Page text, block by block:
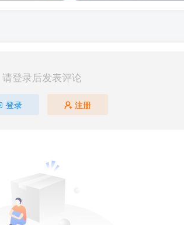
请登录后发表评论
登录 注册